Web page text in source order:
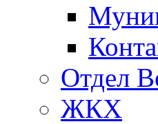
Отдел
ЖКХ